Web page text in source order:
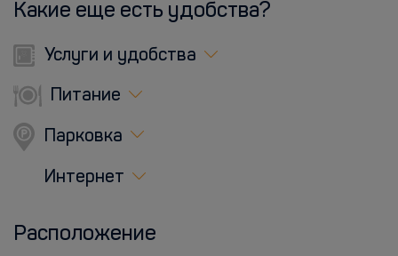
Какие еще есть удобства?
Услуги и удобства
Питание
Парковка
Интернет
Расположение